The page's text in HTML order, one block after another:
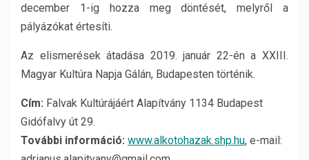
december 1-ig hozza meg döntését, melyről a
pályázókat értesíti.
Az elismerések átadása 2019. január 22-én a XXIII.
Magyar Kultúra Napja Gálán, Budapesten történik.
Cím: Falvak Kultúrájáért Alapítvány 1134 Budapest
Gidófalvy út 29.
További információ: www.alkotohazak.shp.hu, e-mail: